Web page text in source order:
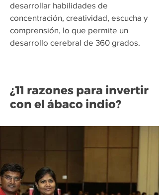
desarrollar habilidades de
concentración, creatividad, escucha y
comprensión, lo que permite un
desarrollo cerebral de 360 grados.
¿11 razones para invertir
con el ábaco indio?